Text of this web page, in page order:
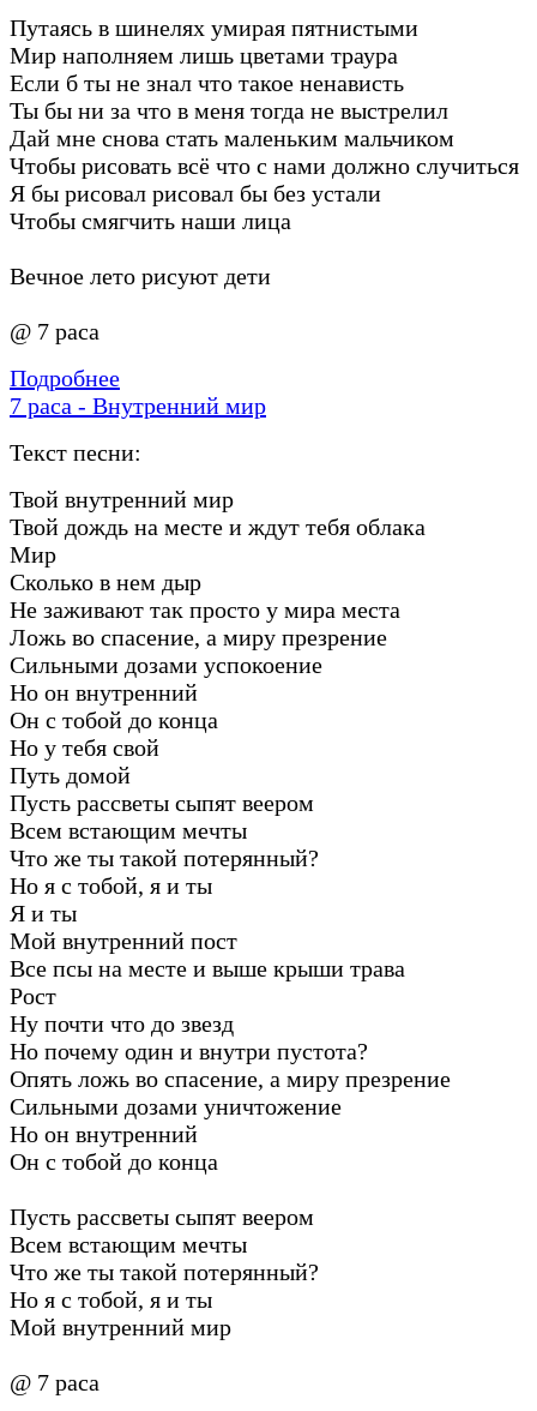
Путаясь в шинелях умирая пятнистыми
Мир наполняем лишь цветами траура
Если б ты не знал что такое ненависть
Ты бы ни за что в меня тогда не выстрелил
Дай мне снова стать маленьким мальчиком
Чтобы рисовать всё что с нами должно случиться
Я бы рисовал рисовал бы без устали
Чтобы смягчить наши лица
Вечное лето рисуют дети
@ 7 раса
Подробнее
7 раса - Внутренний мир
Текст песни:
Твой внутренний мир
Твой дождь на месте и ждут тебя облака
Мир
Сколько в нем дыр
Не заживают так просто у мира места
Ложь во спасение, а миру презрение
Сильными дозами успокоение
Но он внутренний
Он с тобой до конца
Но у тебя свой
Путь домой
Пусть рассветы сыпят веером
Всем встающим мечты
Что же ты такой потерянный?
Но я с тобой, я и ты
Я и ты
Мой внутренний пост
Все псы на месте и выше крыши трава
Рост
Ну почти что до звезд
Но почему один и внутри пустота?
Опять ложь во спасение, а миру презрение
Сильными дозами уничтожение
Но он внутренний
Он с тобой до конца
Пусть рассветы сыпят веером
Всем встающим мечты
Что же ты такой потерянный?
Но я с тобой, я и ты
Мой внутренний мир
@ 7 раса